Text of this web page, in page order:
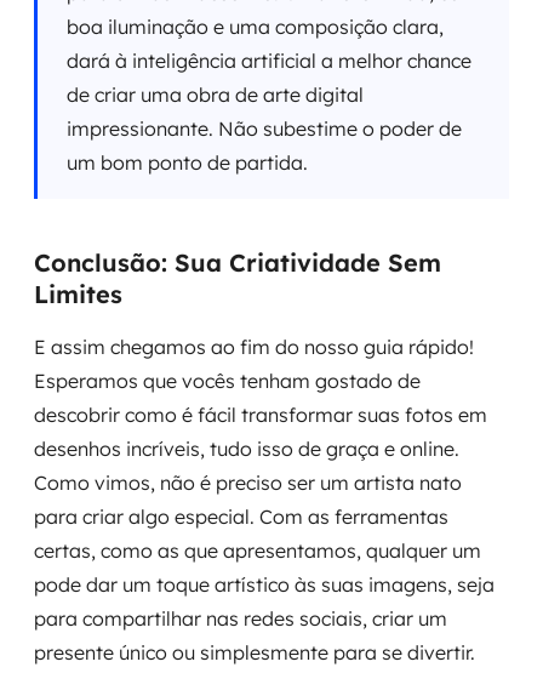
boa iluminação e uma composição clara,
dará à inteligência artificial a melhor chance
de criar uma obra de arte digital
impressionante. Não subestime o poder de
um bom ponto de partida.
Conclusão: Sua Criatividade Sem
Limites
E assim chegamos ao fim do nosso guia rápido!
Esperamos que vocês tenham gostado de
descobrir como é fácil transformar suas fotos em
desenhos incríveis, tudo isso de graça e online.
Como vimos, não é preciso ser um artista nato
para criar algo especial. Com as ferramentas
certas, como as que apresentamos, qualquer um
pode dar um toque artístico às suas imagens, seja
para compartilhar nas redes sociais, criar um
presente único ou simplesmente para se divertir.